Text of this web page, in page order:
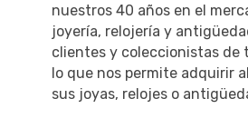
nuestros 40 años en el
joyería, relojería y
clientes y coleccionistas de
lo que nos permite adquirir
sus joyas, relojes o